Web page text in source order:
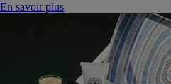
En savoir plus